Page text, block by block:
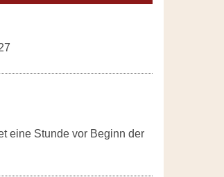
eine Stunde vor Beginn der